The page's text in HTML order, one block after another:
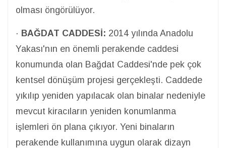
olması öngörülüyor.
· BAĞDAT CADDESİ: 2014 yılında Anadolu
Yakası'nın en önemli perakende caddesi
konumunda olan Bağdat Caddesi'nde pek çok
kentsel dönüşüm projesi gerçekleşti. Caddede
yıkılıp yeniden yapılacak olan binalar nedeniyle
mevcut kiracıların yeniden konumlanma
işlemleri ön plana çıkıyor. Yeni binaların
perakende kullanımına uygun olarak dizayn